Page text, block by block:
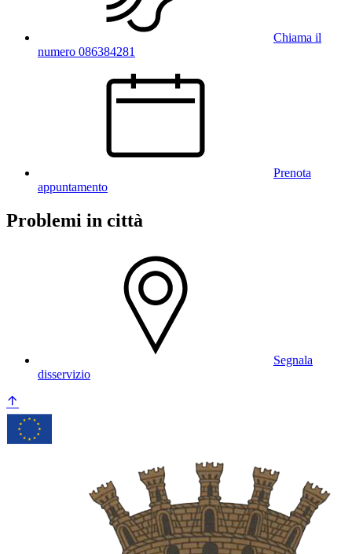
Chiama il
numero 086384281
Prenota
appuntamento
Problemi in città
Segnala
disservizio